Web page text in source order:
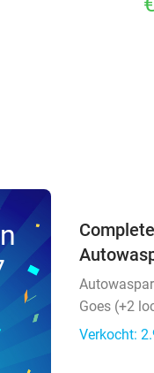
Goes (+2
Verkocht: